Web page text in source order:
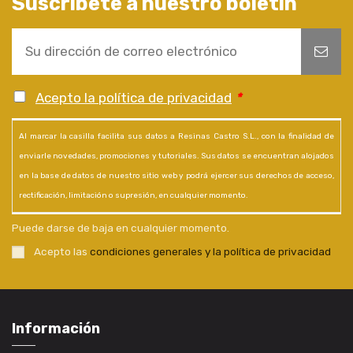
Acepto la política de privacidad *
Al marcar la casilla facilita sus datos a Resinas Castro S.L., con la finalidad de
enviarle novedades, promociones y tutoriales. Sus datos se encuentran alojados
en la base de datos de nuestro sitio web y podrá ejercer sus derechos de acceso,
rectificación, limitación o supresión, en cualquier momento.
Puede darse de baja en cualquier momento.
Acepto las condiciones generales y la política de privacidad
Información